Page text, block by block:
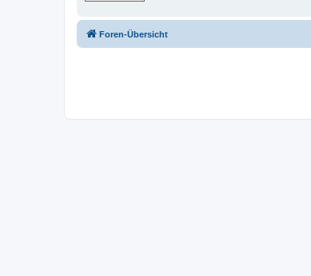
Foren-Übersicht